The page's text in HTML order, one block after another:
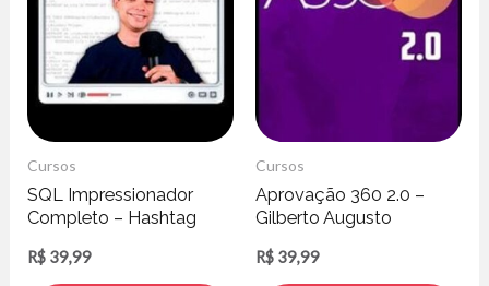
Cursos
SQL Impressionador
Completo – Hashtag
R$ 39,99
Cursos
Aprovação 360 2.0 –
Gilberto Augusto
R$ 39,99